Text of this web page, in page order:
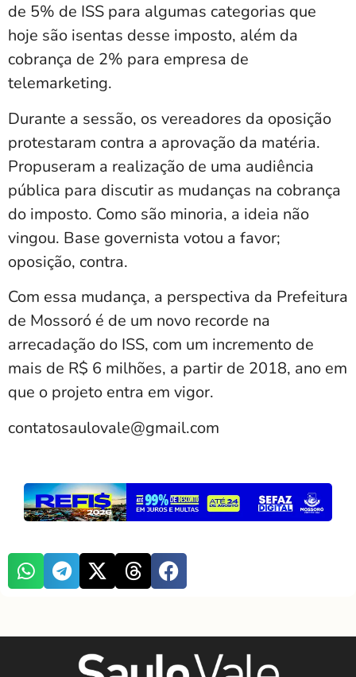
de 5% de ISS para algumas categorias que
hoje são isentas desse imposto, além da
cobrança de 2% para empresa de
telemarketing.
Durante a sessão, os vereadores da oposição
protestaram contra a aprovação da matéria.
Propuseram a realização de uma audiência
pública para discutir as mudanças na cobrança
do imposto. Como são minoria, a ideia não
vingou. Base governista votou a favor;
oposição, contra.
Com essa mudança, a perspectiva da Prefeitura
de Mossoró é de um novo recorde na
arrecadação do ISS, com um incremento de
mais de R$ 6 milhões, a partir de 2018, ano em
que o projeto entra em vigor.
contatosaulovale@gmail.com